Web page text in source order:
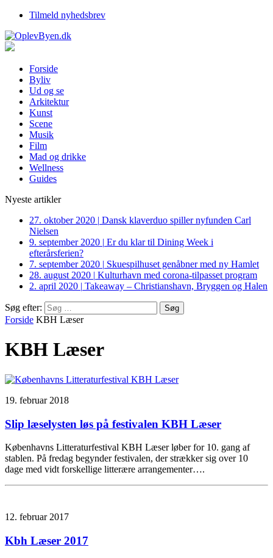
Tilmeld nyhedsbrev
Forside
Byliv
Ud og se
Arkitektur
Kunst
Scene
Musik
Film
Mad og drikke
Wellness
Guides
Nyeste artikler
27. oktober 2020 | Dansk klaverduo spiller nyfunden Carl
Nielsen
9. september 2020 | Er du klar til Dining Week i
efterårsferien?
7. september 2020 | Skuespilhuset genåbner med ny Hamlet
28. august 2020 | Kulturhavn med corona-tilpasset program
2. april 2020 | Takeaway – Christianshavn, Bryggen og Halen
Søg efter:
Forside KBH Læser
KBH Læser
19. februar 2018
Slip læselysten løs på festivalen KBH Læser
Københavns Litteraturfestival KBH Læser løber for 10. gang af
stablen. På fredag begynder festivalen, der strækker sig over 10
dage med vidt forskellige litterære arrangementer….
12. februar 2017
Kbh Læser 2017